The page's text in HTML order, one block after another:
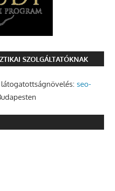
SZOLGÁLTATÓKNAK
látogatottságnövelés: seo-